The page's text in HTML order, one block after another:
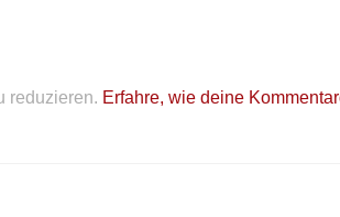
reduzieren. Erfahre, wie deine